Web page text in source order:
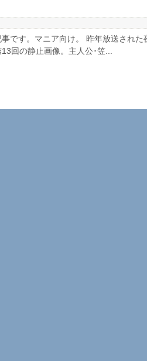
です。マニア向け。 昨年放送された
回の静止画像。主人公･笠...